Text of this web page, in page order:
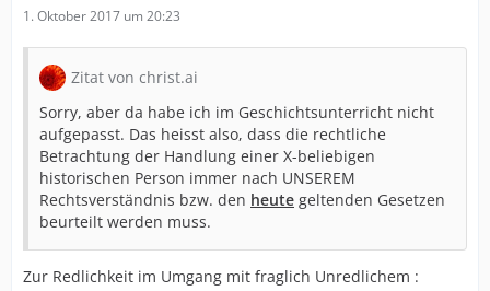
1. Oktober 2017 um 20:23
Zitat von christ.ai
Sorry, aber da habe ich im Geschichtsunterricht nicht
aufgepasst. Das heisst also, dass die rechtliche
Betrachtung der Handlung einer X-beliebigen
historischen Person immer nach UNSEREM
Rechtsverständnis bzw. den heute geltenden Gesetzen
beurteilt werden muss.
Zur Redlichkeit im Umgang mit fraglich Unredlichem :